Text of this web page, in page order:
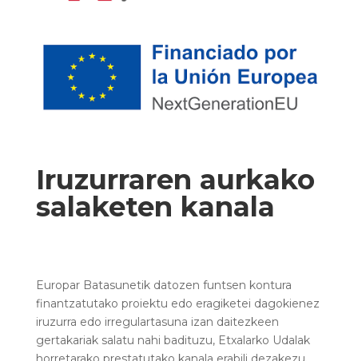
Iruzurraren aurkako
salaketen kanala
Europar Batasunetik datozen funtsen kontura
finantzatutako proiektu edo eragiketei dagokienez
iruzurra edo irregulartasuna izan daitezkeen
gertakariak salatu nahi badituzu, Etxalarko Udalak